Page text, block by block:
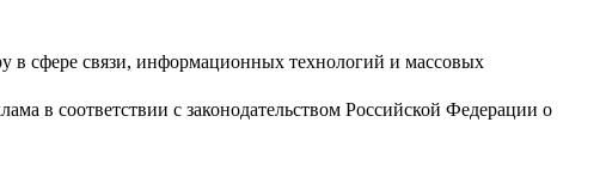
в сфере связи, информационных технологий и массовых
в соответствии с законодательством Российской Федерации о